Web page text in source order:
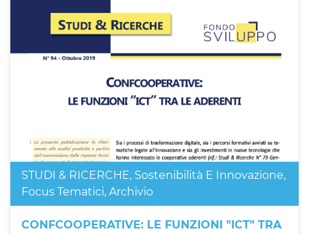
STUDI & RICERCHE, Sostenibilità E Innovazione,
Focus Tematici, Archivio
CONFCOOPERATIVE: LE FUNZIONI "ICT" TRA